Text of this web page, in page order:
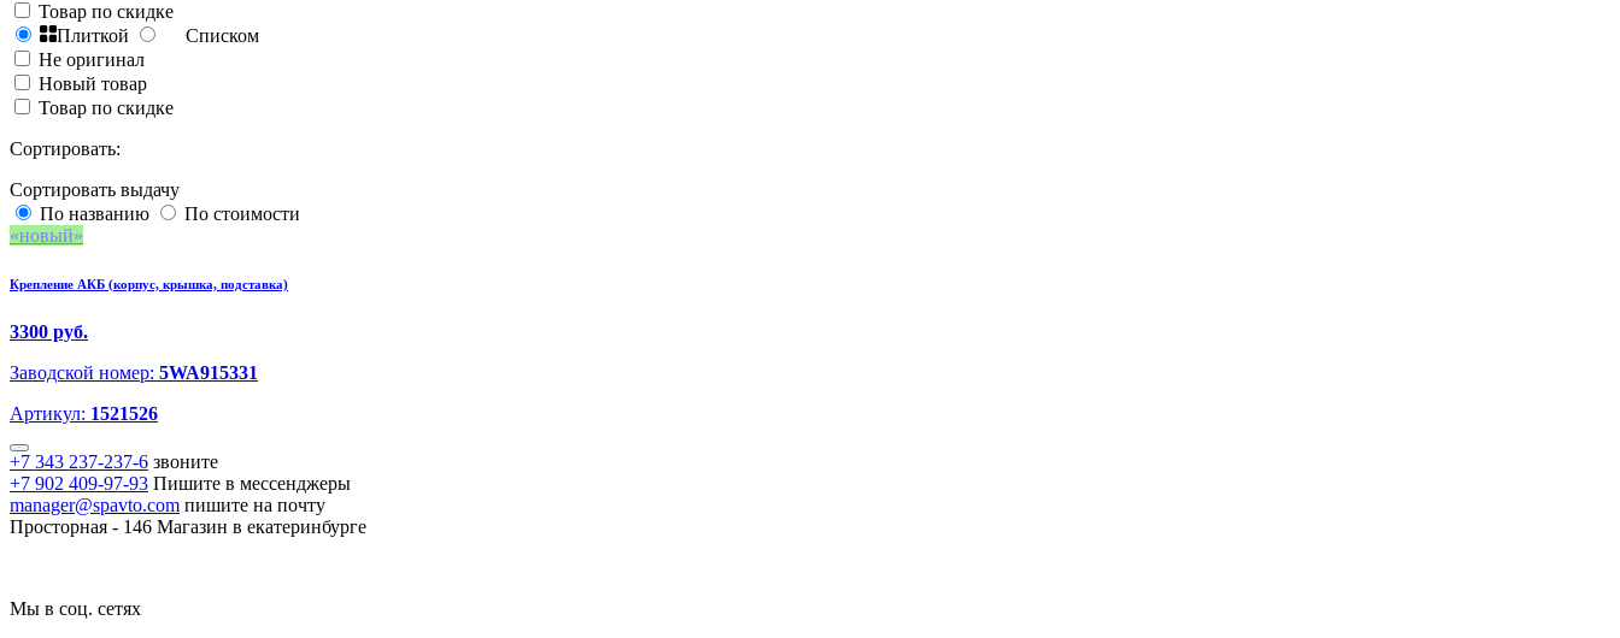
Товар по скидке
Плиткой
Списком
Не оригинал
Новый товар
Товар по скидке
Сортировать:
Сортировать выдачу
По названию
По стоимости
новый
Крепление АКБ (корпус, крышка, подставка)
3300 руб.
Заводской номер: 5WA915331
Артикул: 1521526
+7 343 237-237-6 звоните
+7 902 409-97-93 Пишите в мессенджеры
manager@spavto.com пишите на почту
Просторная - 146 Магазин в екатеринбурге
Мы в соц. сетях